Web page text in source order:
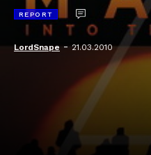
REPORT
LordSnape-21.03.2010